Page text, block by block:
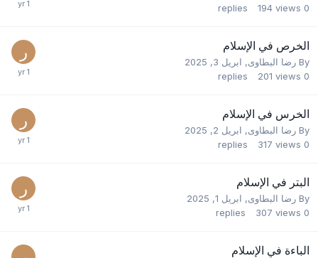
0
replies 194 views
الخرص في الإسلام
By رضا البطاوى, ابريل 3, 2025
0
replies 201 views
الخرس في الإسلام
By رضا البطاوى, ابريل 2, 2025
0
replies 317 views
البتر في الإسلام
By رضا البطاوى, ابريل 1, 2025
0
replies 307 views
الباءة في الإسلام